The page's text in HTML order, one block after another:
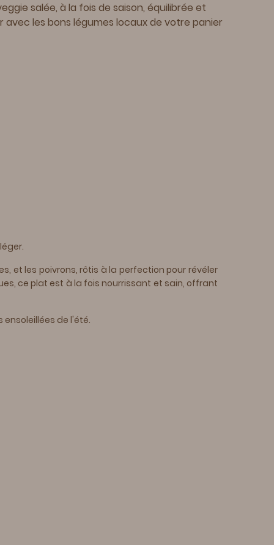
salée, à la fois de saison, équilibrée et
avec les bons légumes locaux de votre panier
et les poivrons, rôtis à la perfection pour révéler
ce plat est à la fois nourrissant et sain, offrant
de l'été.